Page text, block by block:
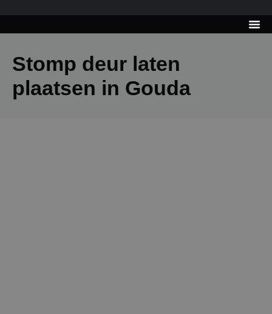
Stomp deur laten
plaatsen in Gouda